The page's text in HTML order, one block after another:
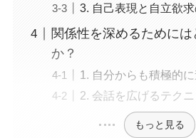
3. 自己表現と自立欲
関係性を深めるためには
か？
1. 自分からも積極的
2. 会話を広げるテクニ
もっと見る